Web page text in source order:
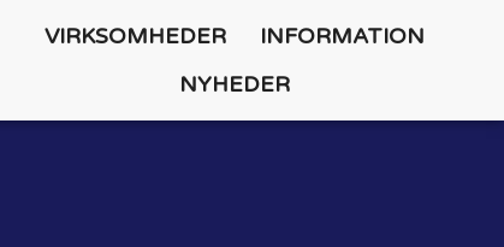
VIRKSOMHEDER
INFORMATION
NYHEDER